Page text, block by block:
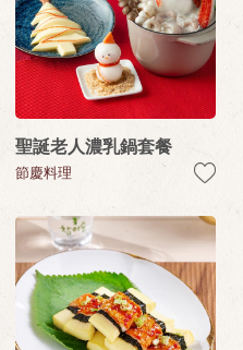
聖誕老人濃乳鍋套餐
節慶料理